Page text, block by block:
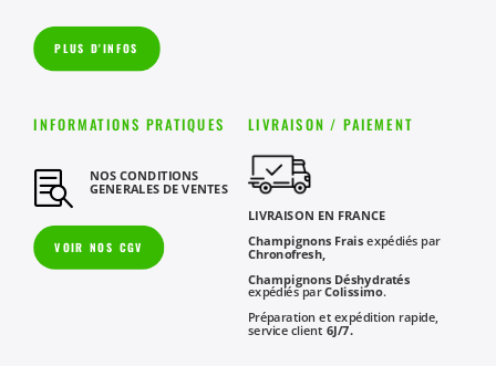
PLUS D'INFOS
INFORMATIONS PRATIQUES
 NOS CONDITIONS
GENERALES DE VENTES
VOIR NOS CGV
LIVRAISON / PAIEMENT
LIVRAISON EN FRANCE
Champignons Fraisexpédiés par
Chronofresh,
Champignons Déshydratés
expédiés parColissimo.
Préparation et expédition rapide,
service client 6J/7.